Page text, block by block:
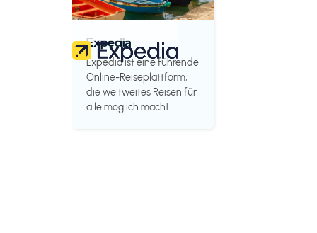
Expedia
Expedia ist eine führende
Online-Reiseplattform,
die weltweites Reisen für
alle möglich macht.